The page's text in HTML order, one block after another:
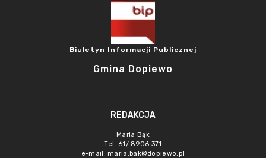
Biuletyn Informacji Publicznej
Gmina Dopiewo
REDAKCJA
Maria Bąk
Tel. 61/ 8906 371
e-mail: maria.bak@dopiewo.pl